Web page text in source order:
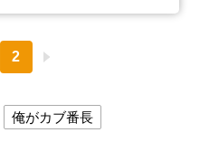
2
俺がカブ番長